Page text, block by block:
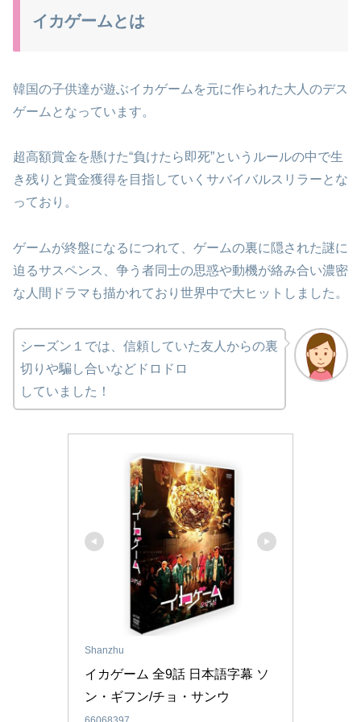
イカゲームとは
韓国の子供達が遊ぶイカゲームを元に作られた大人のデス
ゲームとなっています。
超高額賞金を懸けた“負けたら即死”というルールの中で生
き残りと賞金獲得を目指していくサバイバルスリラーとな
っており。
ゲームが終盤になるにつれて、ゲームの裏に隠された謎に
迫るサスペンス、争う者同士の思惑や動機が絡み合い濃密
な人間ドラマも描かれており世界中で大ヒットしました。
シーズン１では、信頼していた友人からの裏
切りや騙し合いなどドロドロ
していました！
Shanzhu
イカゲーム 全9話 日本語字幕 ソ
ン・ギフン/チョ・サンウ